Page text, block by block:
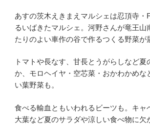
あすの茨木えきまえマルシェは忍頂寺・
るいばきたマルシェ。河野さんが竜王山
たりのよい車作の谷で作るつくる野菜が
トマトや長なす、甘長とうがらしなど夏
か、モロヘイヤ・空芯菜・おかわかめな
い葉野菜も。
食べる輸血ともいわれるビーツも。キャ
大葉など夏のサラダや涼しい食べ物に欠